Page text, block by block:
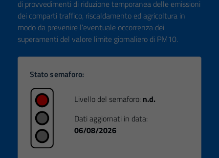
di provvedimenti di riduzione temporanea delle emissioni
dei comparti traffico, riscaldamento ed agricoltura in
modo da prevenire l’eventuale occorrenza dei
superamenti del valore limite giornaliero di PM10.
Stato semaforo:
Livello del semaforo: n.d.
Dati aggiornati in data:
06/08/2026
Questi cookie
non raccolgono
informazioni
personali.